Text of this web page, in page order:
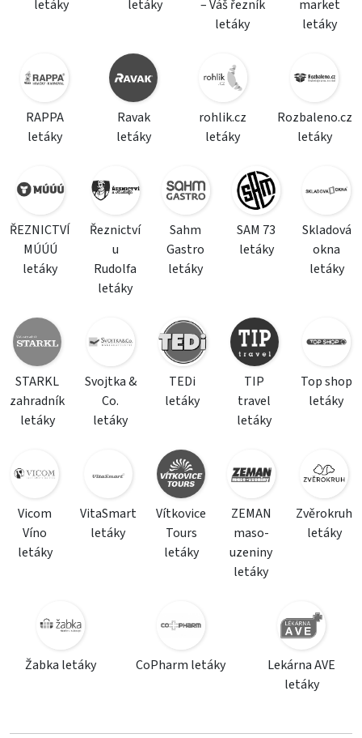
letáky
letáky
– Váš řezník
letáky
market
letáky
RAPPA
letáky
Ravak
letáky
rohlik.cz
letáky
Rozbaleno.cz
letáky
ŘEZNICTVÍ
MÚÚÚ
letáky
Řeznictví
u
Rudolfa
letáky
Sahm
Gastro
letáky
SAM 73
letáky
Skladová
okna
letáky
STARKL
zahradník
letáky
Svojtka &
Co.
letáky
TEDi
letáky
TIP
travel
letáky
Top shop
letáky
Vicom
Víno
letáky
VitaSmart
letáky
Vítkovice
Tours
letáky
ZEMAN
maso-
uzeniny
letáky
Zvěrokruh
letáky
Žabka letáky CoPharm letáky
Lekárna AVE
letáky